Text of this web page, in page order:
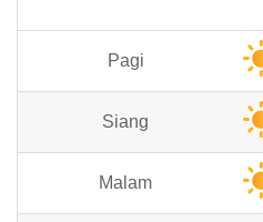
Pagi
Siang
Malam